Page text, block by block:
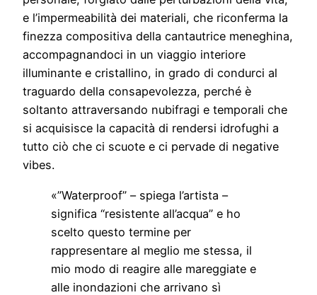
e l’impermeabilità dei materiali, che riconferma la
finezza compositiva della cantautrice meneghina,
accompagnandoci in un viaggio interiore
illuminante e cristallino, in grado di condurci al
traguardo della consapevolezza, perché è
soltanto attraversando nubifragi e temporali che
si acquisisce la capacità di rendersi idrofughi a
tutto ciò che ci scuote e ci pervade di negative
vibes.
«”Waterproof” – spiega l’artista –
significa “resistente all’acqua” e ho
scelto questo termine per
rappresentare al meglio me stessa, il
mio modo di reagire alle mareggiate e
alle inondazioni che arrivano sì